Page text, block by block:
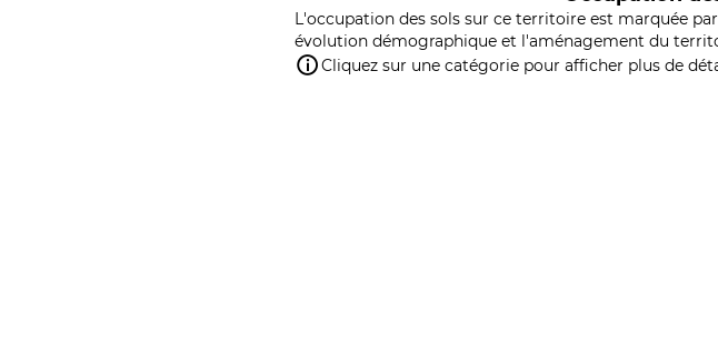
L'occupation des sols sur ce territoire est marquée
évolution démographique et l'aménagement du
Cliquez sur une catégorie pour afficher plus de